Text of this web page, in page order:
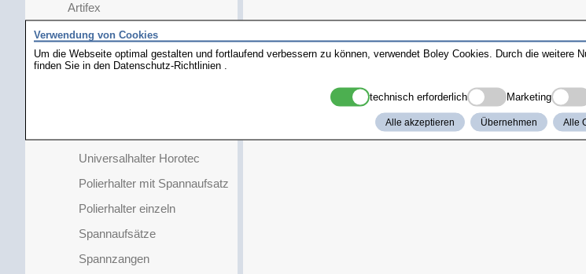
Artifex
Polier-/ Schleifmittel
Poliertücher
Universalhalter Horotec
Polierhalter mit Spannaufsatz
Polierhalter einzeln
Spannaufsätze
Spannzangen
Verwendung von Cookies
Um die Webseite optimal gestalten und fortlaufend verbessern zu können, verwendet Boley Cookies. Durch die weitere
finden Sie in den Datenschutz-Richtlinien
technisch erforderlich Marketing
Alle akzeptieren Übernehmen Alle